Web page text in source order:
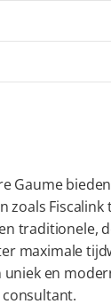
Gaume
zoals
traditionele,
maximale
en